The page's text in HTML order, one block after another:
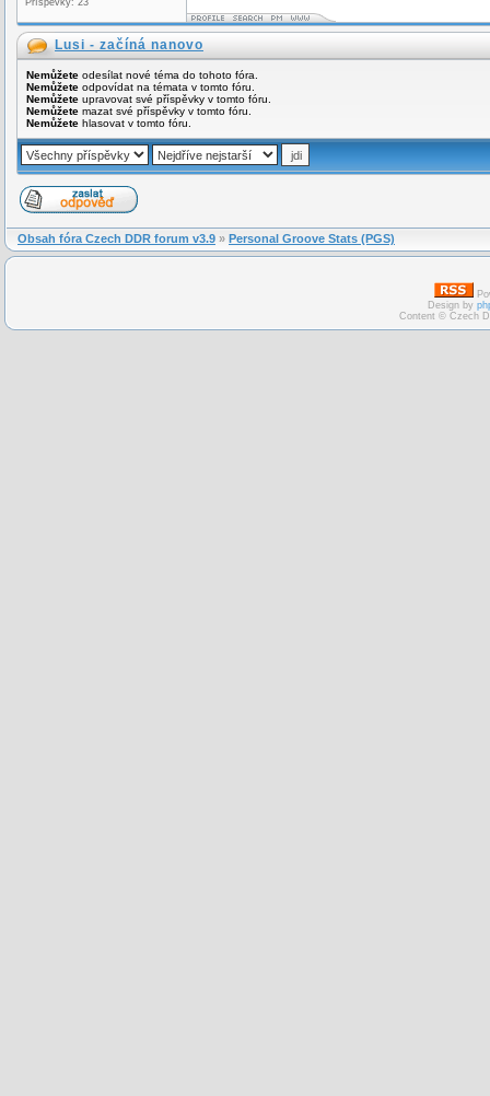
Příspěvky: 23
Lusi - začíná nanovo
Nemůžete odesílat nové téma do tohoto fóra.
Nemůžete odpovídat na témata v tomto fóru.
Nemůžete upravovat své příspěvky v tomto fóru.
Nemůžete mazat své příspěvky v tomto fóru.
Nemůžete hlasovat v tomto fóru.
Obsah fóra Czech DDR forum v3.9 » Personal Groove Stats (PGS)
Design by
Content © Czech